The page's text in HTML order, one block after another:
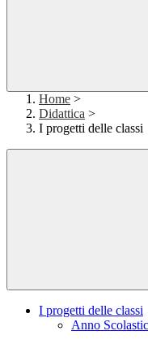
Home >
Didattica >
I progetti delle classi
I progetti delle classi
Anno